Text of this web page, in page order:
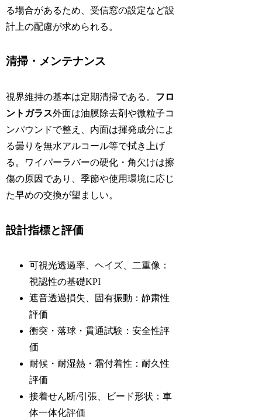
る場合があるため、受信窓の設定など設
計上の配慮が求められる。
清掃・メンテナンス
視界維持の基本は定期清掃である。 フロ
ントガラス外面は油膜除去剤や微粒子コ
ンパウンドで整え、内面は揮発成分によ
る曇りを無水アルコール等で拭き上げ
る。ワイパーラバーの硬化・角欠けは擦
傷の原因であり、季節や使用環境に応じ
た早めの交換が望ましい。
設計指標と評価
可視光透過率、ヘイズ、二重像：
視認性の基礎KPI
遮音透過損失、固有振動：静粛性
評価
衝突・落球・貫通試験：安全性評
価
耐候・耐湿熱・霜付着性：耐久性
評価
接着せん断/引張、ビード形状：車
体一体化評価